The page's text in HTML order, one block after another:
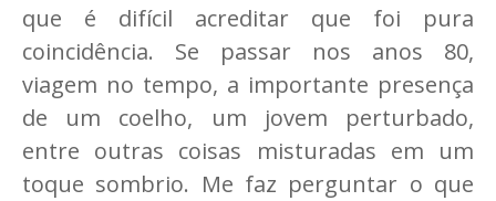
que é difícil acreditar que foi pura
coincidência. Se passar nos anos 80,
viagem no tempo, a importante presença
de um coelho, um jovem perturbado,
entre outras coisas misturadas em um
toque sombrio. Me faz perguntar o que